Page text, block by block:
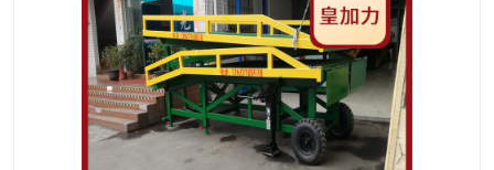
移动式升降平台 升降货梯
集装箱装柜平台 油桶夹具